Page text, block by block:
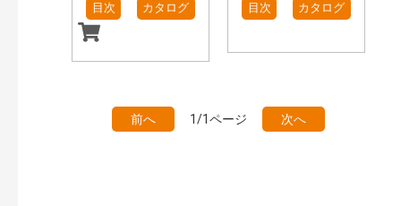
目次 カタログ 目次 カタログ
前へ 1/1ページ 次へ